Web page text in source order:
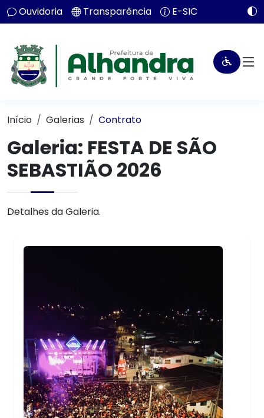
Ouvidoria Transparência E-SIC
Início Galerias Contrato
Galeria: FESTA DE SÃO
SEBASTIÃO 2026
Detalhes da Galeria.